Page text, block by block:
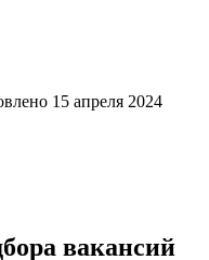
15 апреля 2024
вакансий